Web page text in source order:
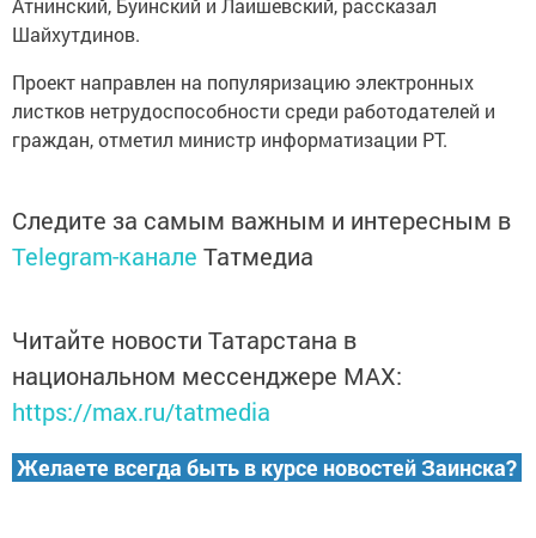
Атнинский, Буинский и Лаишевский, рассказал
Шайхутдинов.
Проект направлен на популяризацию электронных
листков нетрудоспособности среди работодателей и
граждан, отметил министр информатизации РТ.
Следите за самым важным и интересным в
Telegram-канале Татмедиа
Читайте новости Татарстана в
национальном мессенджере MАХ:
https://max.ru/tatmedia
Желаете всегда быть в курсе новостей Заинска?